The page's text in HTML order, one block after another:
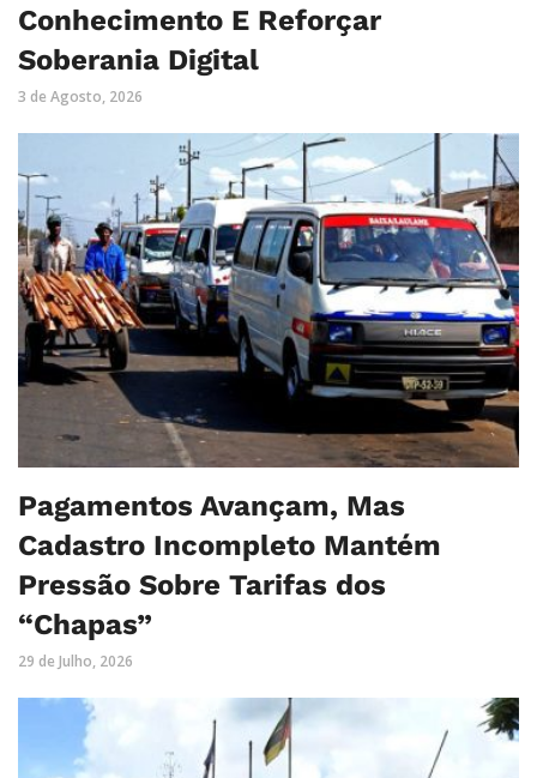
Conhecimento E Reforçar
Soberania Digital
3 de Agosto, 2026
Pagamentos Avançam, Mas
Cadastro Incompleto Mantém
Pressão Sobre Tarifas dos
“Chapas”
29 de Julho, 2026